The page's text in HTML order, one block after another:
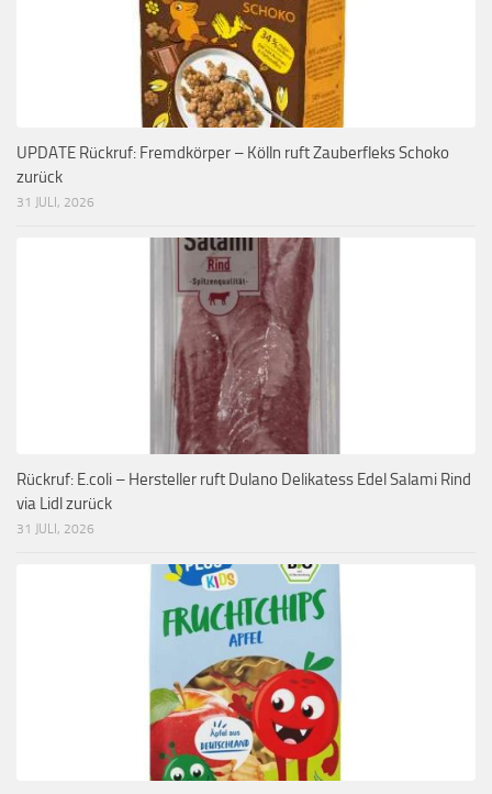
UPDATE Rückruf: Fremdkörper – Kölln ruft Zauberfleks Schoko
zurück
31 JULI, 2026
Rückruf: E.coli – Hersteller ruft Dulano Delikatess Edel Salami Rind
via Lidl zurück
31 JULI, 2026